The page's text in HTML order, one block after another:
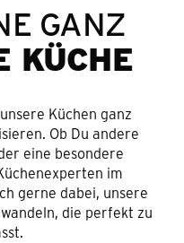
GANZ
KÜCHE
Küchen ganz
Ob Du andere
eine besondere
im
gerne dabei, unsere
die perfekt zu